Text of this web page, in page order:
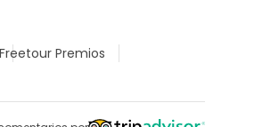
Freetour Premios